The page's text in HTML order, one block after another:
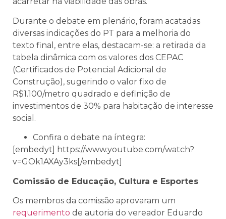
Durante o debate em plenário, foram acatadas
diversas indicações do PT para a melhoria do
texto final, entre elas, destacam-se: a retirada da
tabela dinâmica com os valores dos CEPAC
(Certificados de Potencial Adicional de
Construção), sugerindo o valor fixo de
R$1.100/metro quadrado e definição de
investimentos de 30% para habitação de interesse
social.
Confira o debate na íntegra:
[embedyt] https://www.youtube.com/watch?
v=GOk1AXAy3ks[/embedyt]
Comissão de Educação, Cultura e Esportes
Os membros da comissão aprovaram um
requerimento de autoria do vereador Eduardo